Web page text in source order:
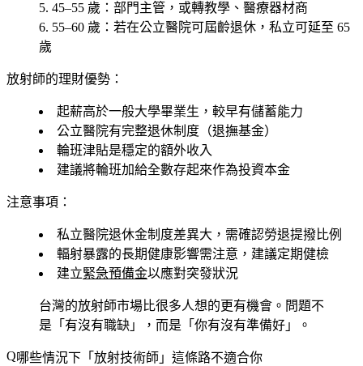
45–55 歲 ：部門主管，或轉教學、醫療器材商
55–60 歲 ：若在公立醫院可屆齡退休，私立可延至 65
歲
放射師的理財優勢：
起薪高於一般大學畢業生，較早有儲蓄能力
公立醫院有完整退休制度（退撫基金）
輪班津貼是穩定的額外收入
建議將輪班加給全數存起來作為投資本金
注意事項：
私立醫院退休金制度差異大，需確認勞退提撥比例
輻射暴露的長期健康影響需注意，建議定期健檢
建立緊急預備金以應對突發狀況
台灣的放射師市場比很多人想的更有機會。問題不
是「有沒有職缺」，而是「你有沒有準備好」。
哪些情況下「放射技術師」這條路不適合你